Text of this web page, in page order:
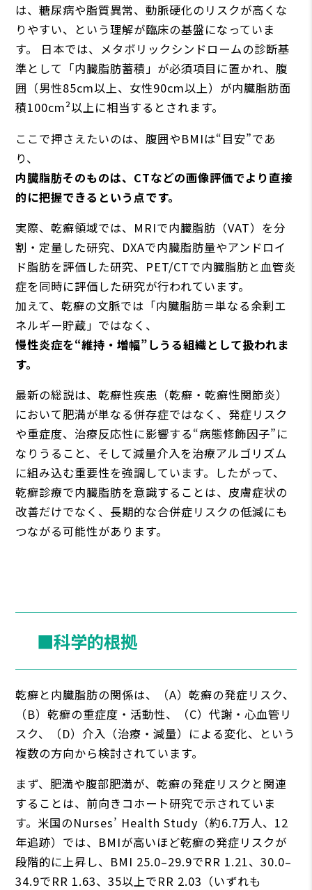
は、糖尿病や脂質異常、動脈硬化のリスクが高くな
りやすい、という理解が臨床の基盤になっていま
す。 日本では、メタボリックシンドロームの診断基
準として「内臓脂肪蓄積」が必須項目に置かれ、腹
囲（男性85cm以上、女性90cm以上）が内臓脂肪面
積100cm²以上に相当するとされます。
ここで押さえたいのは、腹囲やBMIは“目安”であ
り、
内臓脂肪そのものは、CTなどの画像評価でより直接
的に把握できるという点です。
実際、乾癬領域では、MRIで内臓脂肪（VAT）を分
割・定量した研究、DXAで内臓脂肪量やアンドロイ
ド脂肪を評価した研究、PET/CTで内臓脂肪と血管炎
症を同時に評価した研究が行われています。
加えて、乾癬の文脈では「内臓脂肪＝単なる余剰エ
ネルギー貯蔵」ではなく、
慢性炎症を“維持・増幅”しうる組織として扱われま
す。
最新の総説は、乾癬性疾患（乾癬・乾癬性関節炎）
において肥満が単なる併存症ではなく、発症リスク
や重症度、治療反応性に影響する“病態修飾因子”に
なりうること、そして減量介入を治療アルゴリズム
に組み込む重要性を強調しています。したがって、
乾癬診療で内臓脂肪を意識することは、皮膚症状の
改善だけでなく、長期的な合併症リスクの低減にも
つながる可能性があります。
■科学的根拠
乾癬と内臓脂肪の関係は、（A）乾癬の発症リスク、
（B）乾癬の重症度・活動性、（C）代謝・心血管リ
スク、（D）介入（治療・減量）による変化、という
複数の方向から検討されています。
まず、肥満や腹部肥満が、乾癬の発症リスクと関連
することは、前向きコホート研究で示されていま
す。米国のNurses’ Health Study（約6.7万人、12
年追跡）では、BMIが高いほど乾癬の発症リスクが
段階的に上昇し、BMI 25.0–29.9でRR 1.21、30.0–
34.9でRR 1.63、35以上でRR 2.03（いずれも